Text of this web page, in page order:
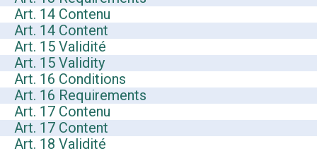
Art. 14 Contenu
Art. 14 Content
Art. 15 Validité
Art. 15 Validity
Art. 16 Conditions
Art. 16 Requirements
Art. 17 Contenu
Art. 17 Content
Art. 18 Validité